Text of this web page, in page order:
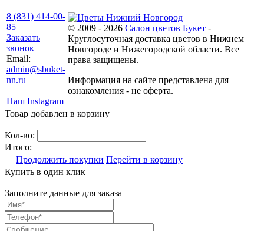
8 (831) 414-00-
85
Заказать
звонок
Email:
admin@sbuket-
nn.ru
Наш Instagram
© 2009 - 2026 Салон цветов Букет -
Круглосуточная доставка цветов в Нижнем
Новгороде и Нижегородской области. Все
права защищены.
Информация на сайте представлена для
ознакомления - не оферта.
Товар добавлен в корзину
Кол-во:
Итого:
Продолжить покупки Перейти в корзину
Купить в один клик
Заполните данные для заказа